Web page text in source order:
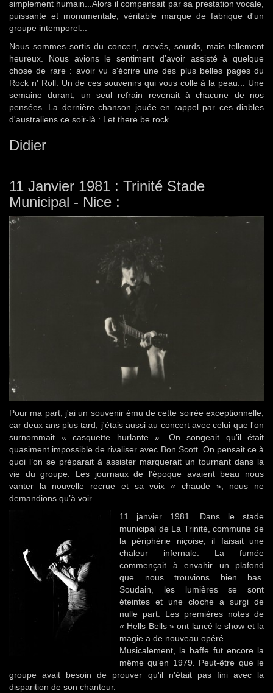
simplement humain...Alors il compensait par sa prestation vocale,
puissante et monumentale, véritable marque de fabrique d'un
groupe intemporel...
Nous sommes sortis du concert, crevés, sourds, mais tellement
heureux. Nous avions le sentiment d'avoir assisté à quelque
chose de rare : avoir vu s'écrire une des plus belles pages du
Rock n' Roll. Un de ces souvenirs qui vous colle à la peau... Une
semaine durant, un seul refrain revenait à chacune de nos
pensées. La dernière chanson jouée en rappel par ces diables
d'australiens ce soir-là : Let there be rock...
Didier
11 Janvier 1981 : Trinité Stade
Municipal - Nice :
Pour ma part, j'ai un souvenir ému de cette soirée exceptionnelle,
car deux ans plus tard, j'étais aussi au concert avec celui que l'on
surnommait « casquette hurlante ». On songeait qu’il était
quasiment impossible de rivaliser avec Bon Scott. On pensait ce à
quoi l’on se préparait à assister marquerait un tournant dans la
vie du groupe. Les journaux de l’époque avaient beau nous
vanter la nouvelle recrue et sa voix « chaude », nous ne
demandions qu’à voir.
11 janvier 1981. Dans le stade
municipal de La Trinité, commune de
la périphérie niçoise, il faisait une
chaleur infernale. La fumée
commençait à envahir un plafond
que nous trouvions bien bas.
Soudain, les lumières se sont
éteintes et une cloche a surgi de
nulle part. Les premières notes de
« Hells Bells » ont lancé le show et la
magie a de nouveau opéré.
Musicalement, la baffe fut encore la
même qu’en 1979. Peut-être que le
groupe avait besoin de prouver qu'il n'était pas fini avec la
disparition de son chanteur.